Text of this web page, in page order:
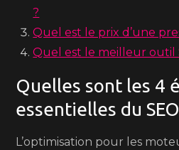
?
Quel est le prix d’une
Quel est le meilleur outil
Quelles sont les 4
essentielles du
L’optimisation pour les